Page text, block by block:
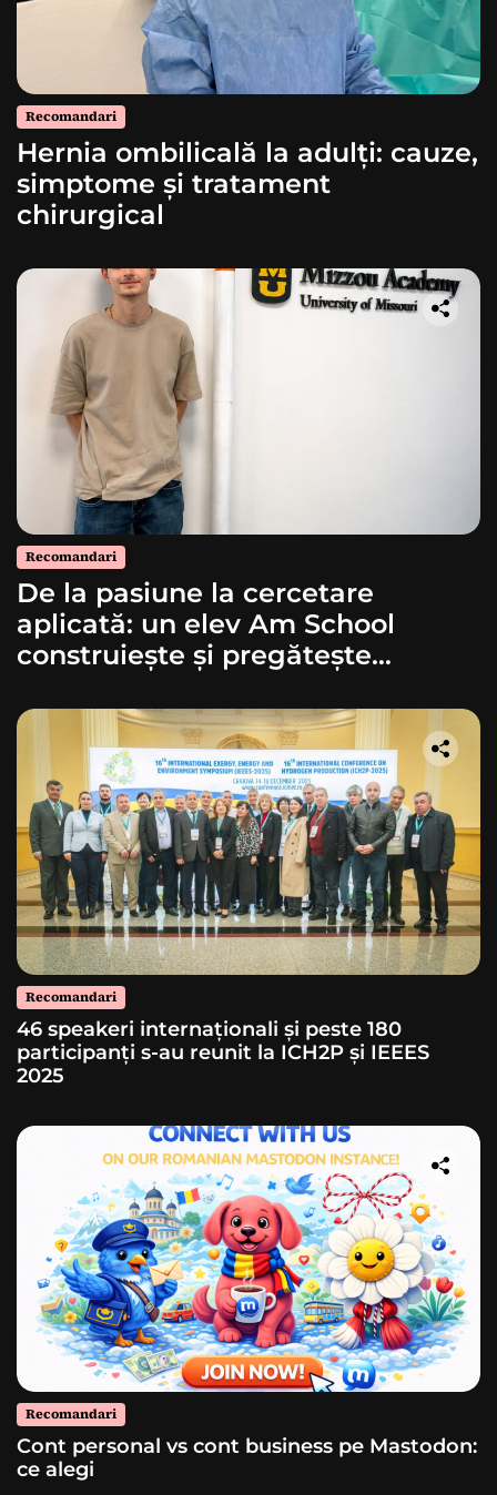
Recomandari
Hernia ombilicală la adulți: cauze,
simptome și tratament
chirurgical
Recomandari
De la pasiune la cercetare
aplicată: un elev Am School
construiește și pregătește
Recomandari
46 speakeri internaționali și peste 180
participanți s-au reunit la ICH2P și IEEES
2025
Recomandari
Cont personal vs cont business pe Mastodon:
ce alegi